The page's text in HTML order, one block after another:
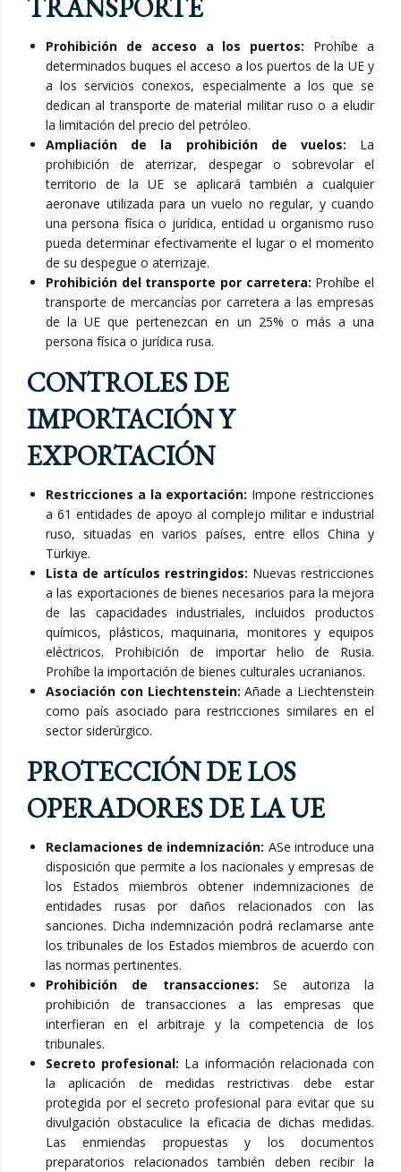
TRANSPORTE
Prohibición de acceso a los puertos: Prohíbe a
determinados buques el acceso a los puertos de la UE y
a los servicios conexos, especialmente a los que se
dedican al transporte de material militar ruso o a eludir
la limitación del precio del petróleo.
Ampliación de la prohibición de vuelos: La
prohibición de aterrizar, despegar o sobrevolar el
territorio de la UE se aplicará también a cualquier
aeronave utilizada para un vuelo no regular, y cuando
una persona física o jurídica, entidad u organismo ruso
pueda determinar efectivamente el lugar o el momento
de su despegue o aterrizaje.
Prohibición del transporte por carretera: Prohíbe el
transporte de mercancías por carretera a las empresas
de la UE que pertenezcan en un 25% o más a una
persona física o jurídica rusa.
CONTROLES DE
IMPORTACIÓN Y
EXPORTACIÓN
Restricciones a la exportación: Impone restricciones
a 61 entidades de apoyo al complejo militar e industrial
ruso, situadas en varios países, entre ellos China y
Türkiye.
Lista de artículos restringidos: Nuevas restricciones
a las exportaciones de bienes necesarios para la mejora
de las capacidades industriales, incluidos productos
químicos, plásticos, maquinaria, monitores y equipos
eléctricos. Prohibición de importar helio de Rusia.
Prohíbe la importación de bienes culturales ucranianos.
Asociación con Liechtenstein: Añade a Liechtenstein
como país asociado para restricciones similares en el
sector siderúrgico.
PROTECCIÓN DE LOS
OPERADORES DE LA UE
Reclamaciones de indemnización: ASe introduce una
disposición que permite a los nacionales y empresas de
los Estados miembros obtener indemnizaciones de
entidades rusas por daños relacionados con las
sanciones. Dicha indemnización podrá reclamarse ante
los tribunales de los Estados miembros de acuerdo con
las normas pertinentes.
Prohibición de transacciones: Se autoriza la
prohibición de transacciones a las empresas que
interfieran en el arbitraje y la competencia de los
tribunales.
Secreto profesional: La información relacionada con
la aplicación de medidas restrictivas debe estar
protegida por el secreto profesional para evitar que su
divulgación obstaculice la eficacia de dichas medidas.
Las enmiendas propuestas y los documentos
preparatorios relacionados también deben recibir la